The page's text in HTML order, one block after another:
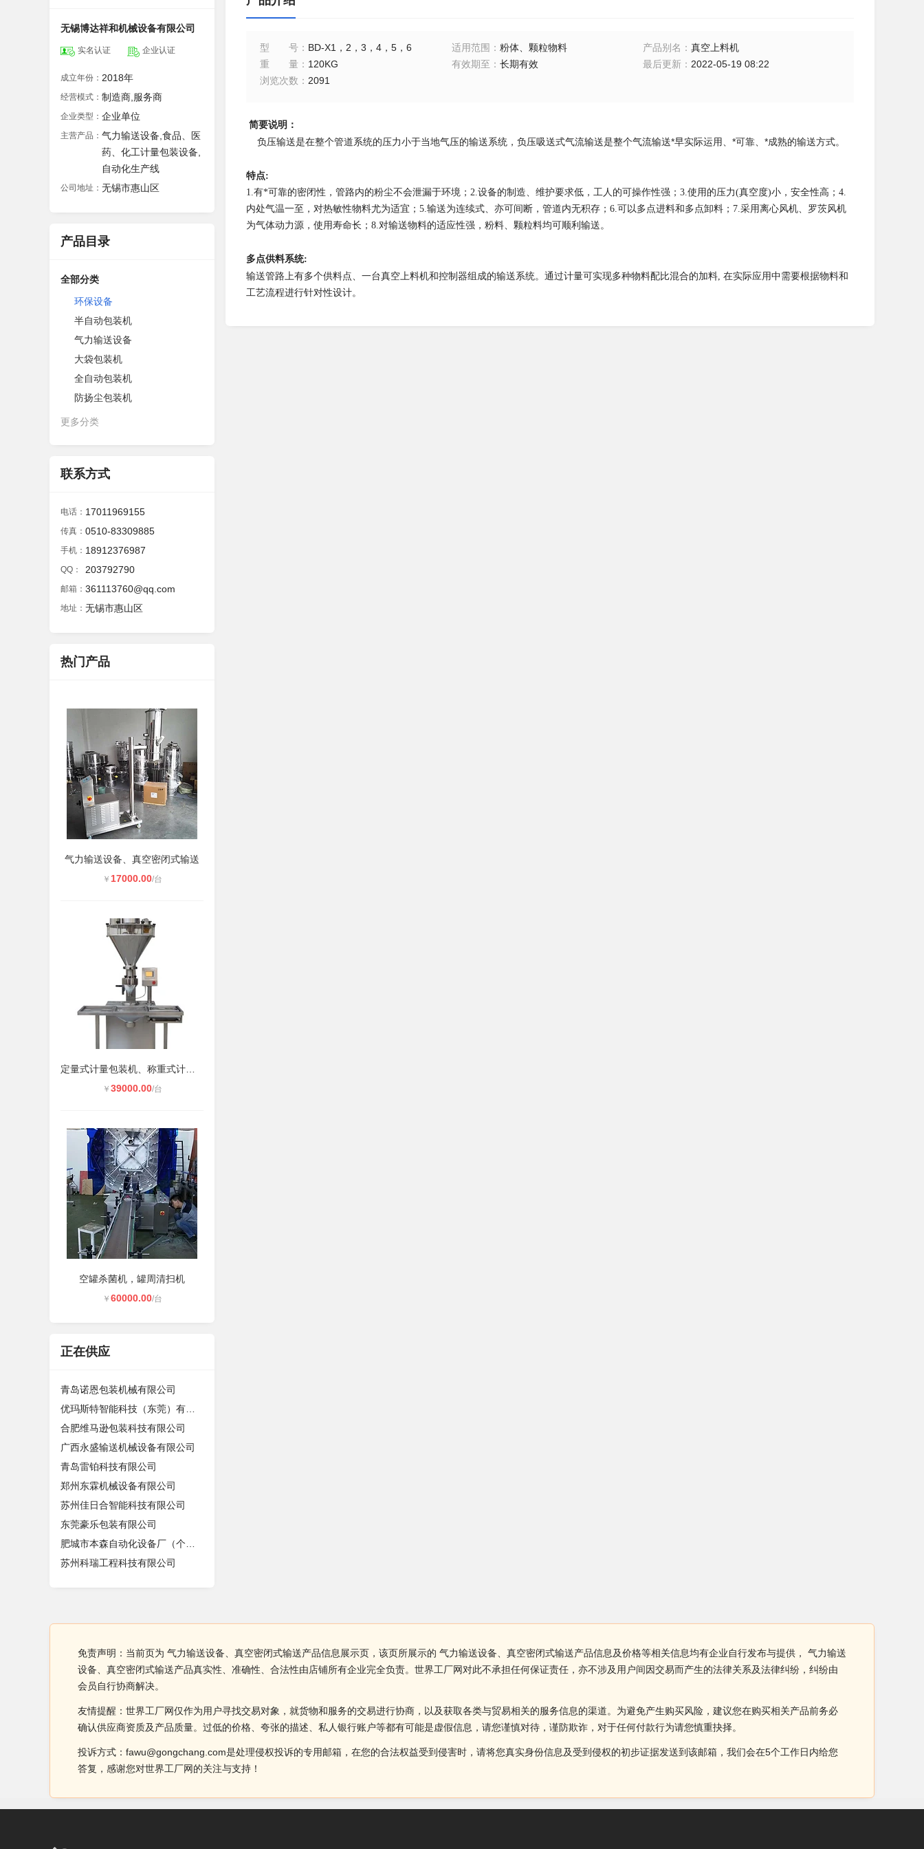
无锡博达祥和机械设备有限公司
实名认证 企业认证
成立年份： 2018年
经营模式： 制造商,服务商
企业类型： 企业单位
主营产品： 气力输送设备,食品、医
药、化工计量包装设备,
自动化生产线
公司地址： 无锡市惠山区
产品目录
全部分类
环保设备
半自动包装机
气力输送设备
大袋包装机
全自动包装机
防扬尘包装机
更多分类
联系方式
电话： 17011969155
传真： 0510-83309885
手机： 18912376987
QQ： 203792790
邮箱： 361113760@qq.com
地址： 无锡市惠山区
热门产品
气力输送设备、真空密闭式输送
￥ 17000.00/台
￥ 39000.00/台
空罐杀菌机，罐周清扫机
￥ 60000.00/台
正在供应
青岛诺恩包装机械有限公司
合肥维马逊包装科技有限公司
广西永盛输送机械设备有限公司
青岛雷铂科技有限公司
郑州东霖机械设备有限公司
苏州佳日合智能科技有限公司
东莞豪乐包装有限公司
苏州科瑞工程科技有限公司
型号 ： BD-X1，2，3，4，5，6 适用范围 ： 粉体、颗粒物料 产品别名 ：真空上料机
重量 ： 120KG 有效期至 ： 长期有效 最后更新 ： 2022-05-19 08:22
浏览次数 ： 2091
简要说明：
负压输送是在整个管道系统的压力小于当地气压的输送系统，负压吸送式气流输送是整个气流输送*早实际运用、*可靠、*成熟的输送方式。
特点:
1.有*可靠的密闭性，管路内的粉尘不会泄漏于环境；2.设备的制造、维护要求低，工人的可操作性强；3.使用的压力(真空度)小，安全性高；4.
内处气温一至，对热敏性物料尤为适宜；5.输送为连续式、亦可间断，管道内无积存；6.可以多点进料和多点卸料；7.采用离心风机、罗茨风机
为气体动力源，使用寿命长；8.对输送物料的适应性强，粉料、颗粒料均可顺利输送。
多点供料系统:
输送管路上有多个供料点、一台真空上料机和控制器组成的输送系统。通过计量可实现多种物料配比混合的加料, 在实际应用中需要根据物料和
工艺流程进行针对性设计。
免责声明：当前页为 气力输送设备、真空密闭式输送产品信息展示页，该页所展示的 气力输送设备、真空密闭式输送产品信息及价格等相关信息均有企业自行发布与提供， 气力输送
设备、真空密闭式输送产品真实性、准确性、合法性由店铺所有企业完全负责。世界工厂网对此不承担任何保证责任，亦不涉及用户间因交易而产生的法律关系及法律纠纷，纠纷由
会员自行协商解决。
友情提醒：世界工厂网仅作为用户寻找交易对象，就货物和服务的交易进行协商，以及获取各类与贸易相关的服务信息的渠道。为避免产生购买风险，建议您在购买相关产品前务必
确认供应商资质及产品质量。过低的价格、夸张的描述、私人银行账户等都有可能是虚假信息，请您谨慎对待，谨防欺诈，对于任何付款行为请您慎重抉择。
投诉方式：fawu@gongchang.com是处理侵权投诉的专用邮箱，在您的合法权益受到侵害时，请将您真实身份信息及受到侵权的初步证据发送到该邮箱，我们会在5个工作日内给您
答复，感谢您对世界工厂网的关注与支持！